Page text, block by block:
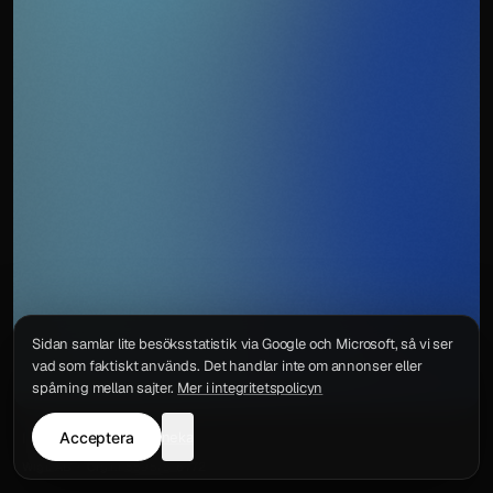
IntegritetspolicyKontakt
Sidan samlar lite besöksstatistik via Google och Microsoft, så vi ser
vad som faktiskt används. Det handlar inte om annonser eller
spårning mellan sajter. Mer i integritetspolicyn
Acceptera neka